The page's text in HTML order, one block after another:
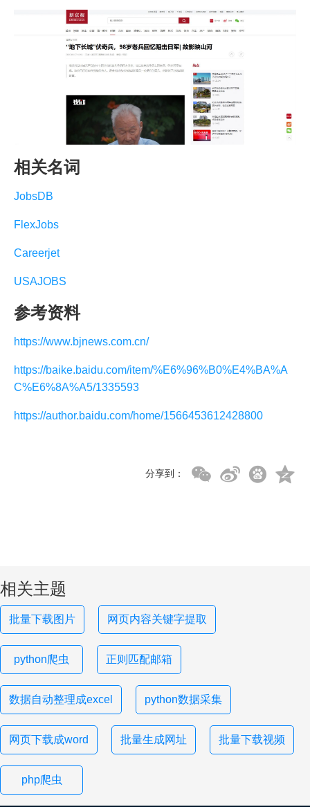
相关名词
JobsDB
FlexJobs
Careerjet
USAJOBS
参考资料
https://www.bjnews.com.cn/
https://baike.baidu.com/item/%E6%96%B0%E4%BA%A
C%E6%8A%A5/1335593
https://author.baidu.com/home/1566453612428800
分享到：
相关主题
批量下载图片 网页内容关键字提取
python爬虫 正则匹配邮箱
数据自动整理成excel python数据采集
网页下载成word 批量生成网址 批量下载视频
php爬虫